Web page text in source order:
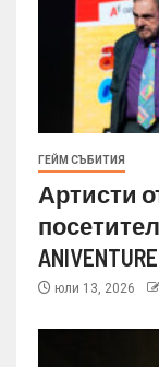
ГЕЙМ СЪБИТИЯ
Артисти
юли 13, 2026